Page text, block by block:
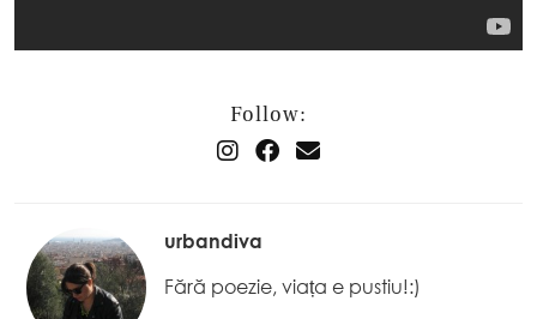
Follow:
urbandiva
Fără poezie, viața e pustiu!:)